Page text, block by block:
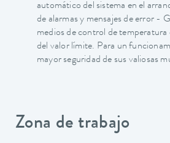
automático del sistema en el
de alarmas y mensajes de error -
medios de control de
del valor límite. Para un
mayor seguridad de sus valiosas
Zona de trabajo